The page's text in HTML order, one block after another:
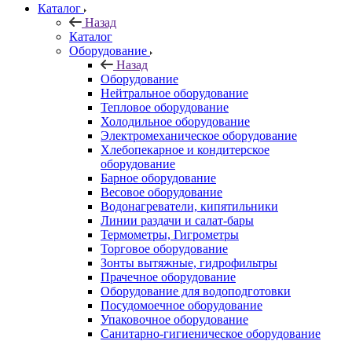
Каталог
Назад
Каталог
Оборудование
Назад
Оборудование
Нейтральное оборудование
Тепловое оборудование
Холодильное оборудование
Электромеханическое оборудование
Хлебопекарное и кондитерское
оборудование
Барное оборудование
Весовое оборудование
Водонагреватели, кипятильники
Линии раздачи и салат-бары
Термометры, Гигрометры
Торговое оборудование
Зонты вытяжные, гидрофильтры
Прачечное оборудование
Оборудование для водоподготовки
Посудомоечное оборудование
Упаковочное оборудование
Санитарно-гигиеническое оборудование